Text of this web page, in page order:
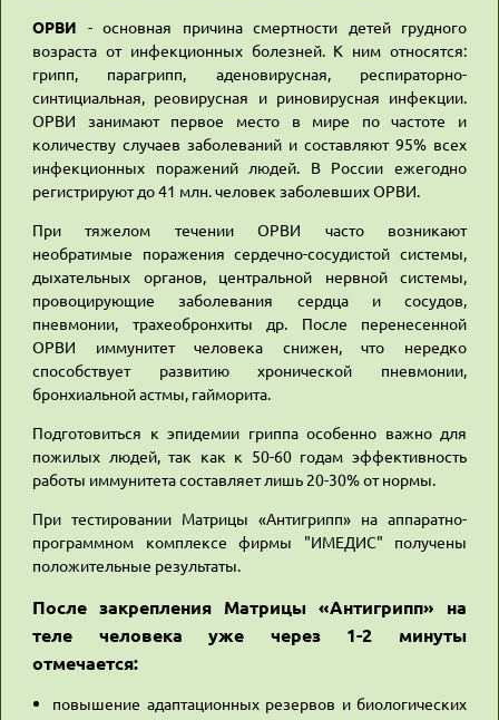
ОРВИ - основная причина смертности детей грудного
возраста от инфекционных болезней. К ним относятся:
грипп, парагрипп, аденовирусная, респираторно-
синтициальная, реовирусная и риновирусная инфекции.
ОРВИ занимают первое место в мире по частоте и
количеству случаев заболеваний и составляют 95% всех
инфекционных поражений людей. В России ежегодно
регистрируют до 41 млн. человек заболевших ОРВИ.
При тяжелом течении ОРВИ часто возникают
необратимые поражения сердечно-сосудистой системы,
дыхательных органов, центральной нервной системы,
провоцирующие заболевания сердца и сосудов,
пневмонии, трахеобронхиты др. После перенесенной
ОРВИ иммунитет человека снижен, что нередко
способствует развитию хронической пневмонии,
бронхиальной астмы, гайморита.
Подготовиться к эпидемии гриппа особенно важно для
пожилых людей, так как к 50-60 годам эффективность
работы иммунитета составляет лишь 20-30% от нормы.
При тестировании Матрицы «Антигрипп» на аппаратно-
программном комплексе фирмы "ИМЕДИС" получены
положительные результаты.
После закрепления Матрицы «Антигрипп» на
теле человека уже через 1-2 минуты
отмечается:
повышение адаптационных резервов и биологических